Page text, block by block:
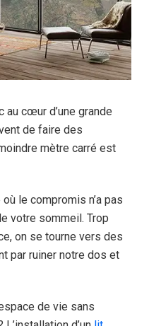
au cœur d’une grande
de faire des
mètre carré est
le compromis n’a pas
votre sommeil. Trop
on se tourne vers des
par ruiner notre dos et
de vie sans